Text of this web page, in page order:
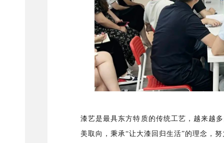
漆艺是最具东方特质的传统工艺，越来越
美取向，秉承“让大漆回归生活”的理念，